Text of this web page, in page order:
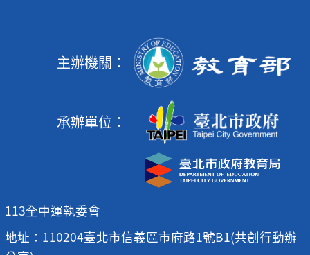
主辦機關：
承辦單位：
113全中運執委會
地址：110204臺北市信義區市府路1號B1(共創行動辦